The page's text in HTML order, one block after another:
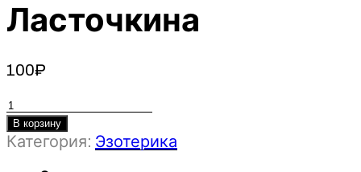
Ласточкина
100₽
Количество
товара
3
В корзину
Категория: Эзотерика